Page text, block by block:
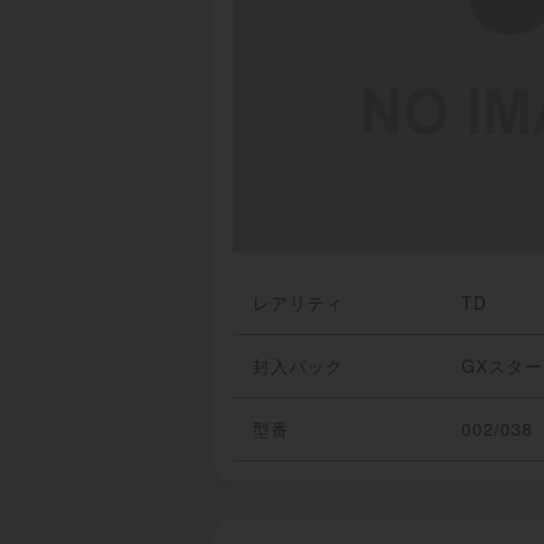
レアリティ TD
封入パック GXスタ
型番 002/038